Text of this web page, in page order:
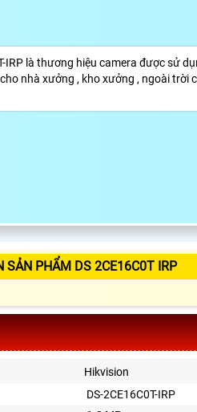
IRP là thương hiệu camera được sử
nhà xưởng , kho xưởng , ngoài trời
SẢN PHẨM DS 2CE16C0T IRP
Hikvision
DS-2CE16C0T-IRP